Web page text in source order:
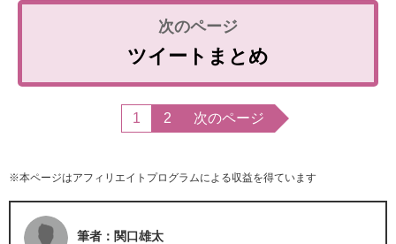
ツイートまとめ
1 2 次のページ
※本ページはアフィリエイトプログラムによる収益を得ています
筆者：関口雄太